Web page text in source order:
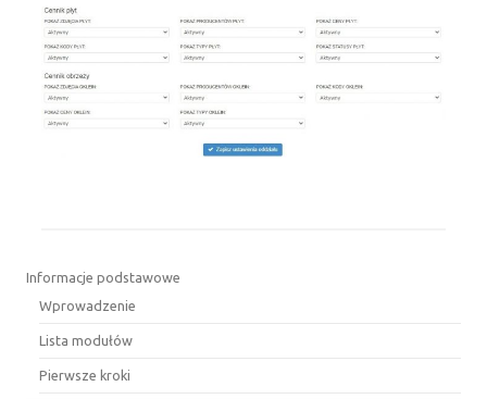
Informacje podstawowe
Wprowadzenie
Lista modułów
Pierwsze kroki